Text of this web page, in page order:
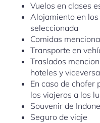
Vuelos en clases
Alojamiento en
seleccionada
Comidas
Transporte en
Traslados
hoteles y viceversa
En caso de chofer
los viajeros a los
Souvenir de
Seguro de viaje